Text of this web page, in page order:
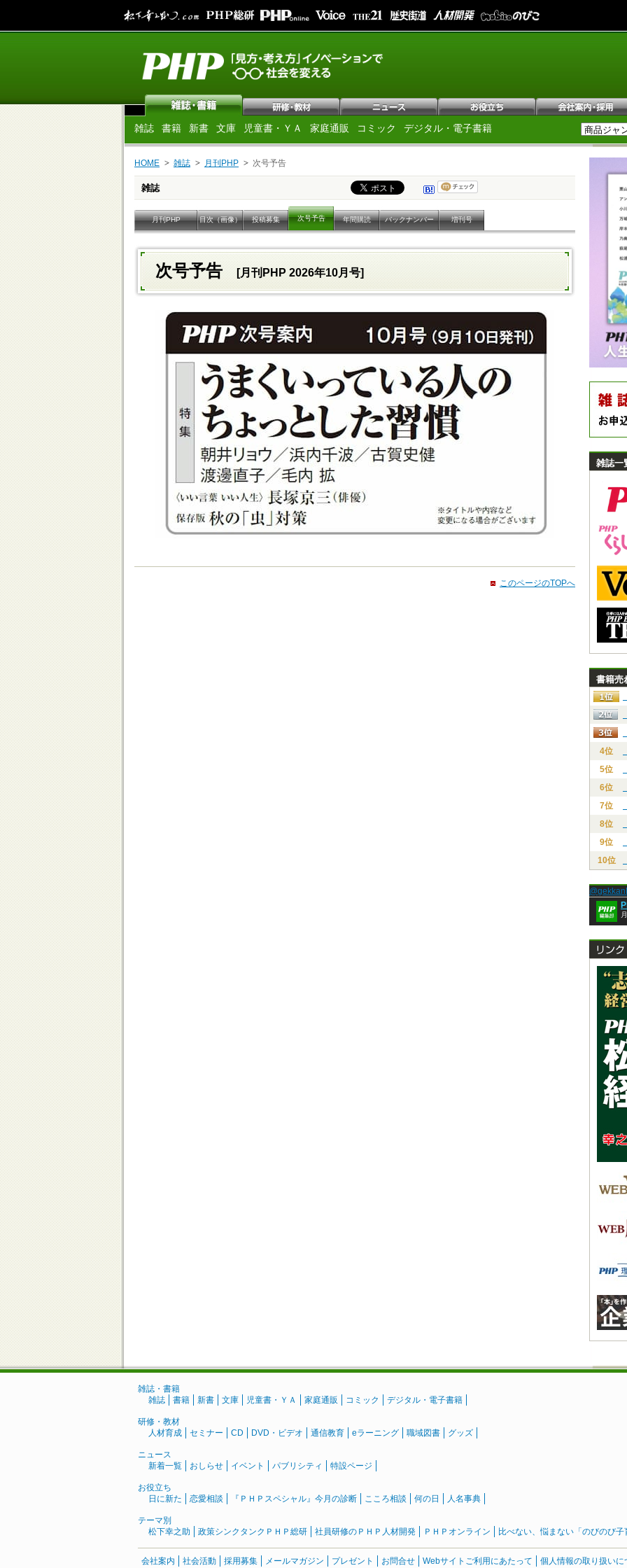
雑誌 書籍 新書 文庫 児童書・ＹＡ 家庭通販 コミック デジタル・電子書籍
HOME 雑誌 月刊PHP 次号予告
雑誌
月刊PHP 目次（画像） 投稿募集 次号予告 年間購読 バックナンバー 増刊号
次号予告 [月刊PHP 2026年10月号]
このページのTOPへ
雑誌一
書籍売
4位
5位
6位
7位
8位
9位
10位
雑誌・書籍
雑誌
書籍 新書 文庫 児童書・ＹＡ 家庭通販 コミック デジタル・電子書籍
研修・教材
人材育成
セミナー CD DVD・ビデオ 通信教育 eラーニング 職域図書 グッズ
ニュース
新着一覧
おしらせ イベント パブリシティ 特設ページ
お役立ち
日に新た
恋愛相談 『ＰＨＰスペシャル』今月の診断 こころ相談 何の日 人名事典
テーマ別
松下幸之助
政策シンクタンクＰＨＰ総研 社員研修のＰＨＰ人材開発 ＰＨＰオンライン 比べない、悩まない「のびのび
会社案内 社会活動 採用募集 メールマガジン プレゼント お問合せ Webサイトご利用にあたって 個人情報の取り扱いに